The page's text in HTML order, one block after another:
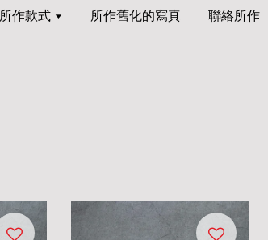
所作款式 所作舊化的寫真 聯絡所作